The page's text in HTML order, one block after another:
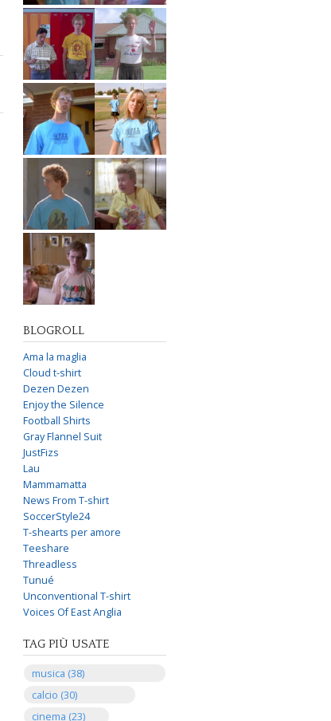
BLOGROLL
Ama la maglia
Cloud t-shirt
Dezen Dezen
Enjoy the Silence
Football Shirts
Gray Flannel Suit
JustFizs
Lau
Mammamatta
News From T-shirt
SoccerStyle24
T-shearts per amore
Teeshare
Threadless
Tunué
Unconventional T-shirt
Voices Of East Anglia
TAG PIÙ USATE
musica (38)
calcio (30)
cinema (23)